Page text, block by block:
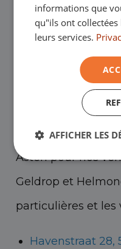
Nos
Vous êtes les
showrooms pour
d'occasion - et
tasse de café !
Asten pour nos
Geldrop et
particulières et les
Havenstraat 28,
informations que
qu"ils ont
leurs services.
AFFICHER LES